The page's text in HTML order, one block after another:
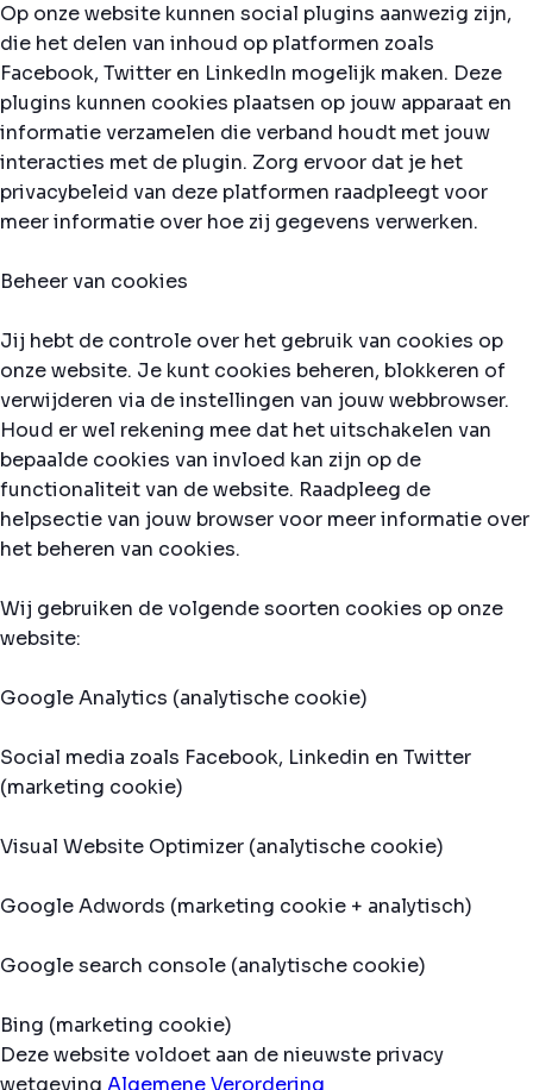
Op onze website kunnen social plugins aanwezig zijn,
die het delen van inhoud op platformen zoals
Facebook, Twitter en LinkedIn mogelijk maken. Deze
plugins kunnen cookies plaatsen op jouw apparaat en
informatie verzamelen die verband houdt met jouw
interacties met de plugin. Zorg ervoor dat je het
privacybeleid van deze platformen raadpleegt voor
meer informatie over hoe zij gegevens verwerken.
Beheer van cookies
Jij hebt de controle over het gebruik van cookies op
onze website. Je kunt cookies beheren, blokkeren of
verwijderen via de instellingen van jouw webbrowser.
Houd er wel rekening mee dat het uitschakelen van
bepaalde cookies van invloed kan zijn op de
functionaliteit van de website. Raadpleeg de
helpsectie van jouw browser voor meer informatie over
het beheren van cookies.
Wij gebruiken de volgende soorten cookies op onze
website:
Google Analytics (analytische cookie)
Social media zoals Facebook, Linkedin en Twitter
(marketing cookie)
Visual Website Optimizer (analytische cookie)
Google Adwords (marketing cookie + analytisch)
Google search console (analytische cookie)
Bing (marketing cookie)
Deze website voldoet aan de nieuwste privacy
wetgeving Algemene Verordering